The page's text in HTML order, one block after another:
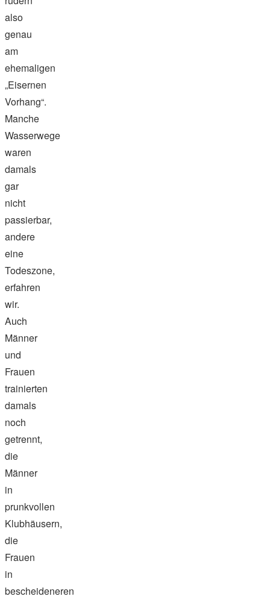
also
genau
am
ehemaligen
„Eisernen
Vorhang“.
Manche
Wasserwege
waren
damals
gar
nicht
passierbar,
andere
eine
Todeszone,
erfahren
wir.
Auch
Männer
und
Frauen
trainierten
damals
noch
getrennt,
die
Männer
in
prunkvollen
Klubhäusern,
die
Frauen
in
bescheideneren